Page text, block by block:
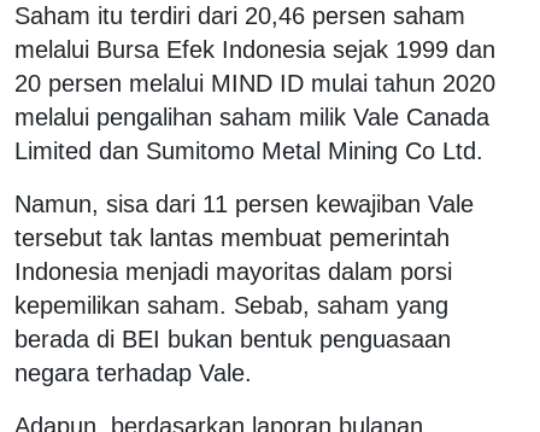
Saham itu terdiri dari 20,46 persen saham
melalui Bursa Efek Indonesia sejak 1999 dan
20 persen melalui MIND ID mulai tahun 2020
melalui pengalihan saham milik Vale Canada
Limited dan Sumitomo Metal Mining Co Ltd.
Namun, sisa dari 11 persen kewajiban Vale
tersebut tak lantas membuat pemerintah
Indonesia menjadi mayoritas dalam porsi
kepemilikan saham. Sebab, saham yang
berada di BEI bukan bentuk penguasaan
negara terhadap Vale.
Adapun, berdasarkan laporan bulanan